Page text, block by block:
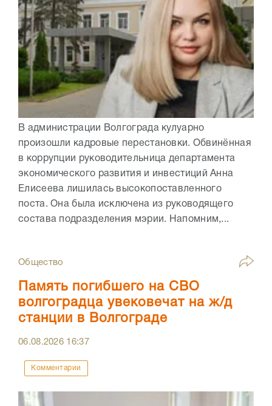
В администрации Волгограда кулуарно
произошли кадровые перестановки. Обвинённая
в коррупции руководительница департамента
экономического развития и инвестиций Анна
Елисеева лишилась высокопоставленного
поста. Она была исключена из руководящего
состава подразделения мэрии. Напомним,...
Общество
Память погибшего на СВО
волгоградца увековечат на ж/д
станции в Волгограде
06.08.2026 16:37
Комментарии